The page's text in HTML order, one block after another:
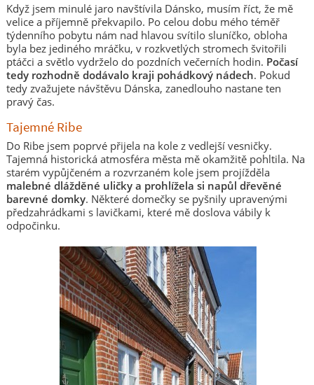
Když jsem minulé jaro navštívila Dánsko, musím říct, že mě
velice a příjemně překvapilo. Po celou dobu mého téměř
týdenního pobytu nám nad hlavou svítilo sluníčko, obloha
byla bez jediného mráčku, v rozkvetlých stromech švitořili
ptáčci a světlo vydrželo do pozdních večerních hodin. Počasí
tedy rozhodně dodávalo kraji pohádkový nádech. Pokud
tedy zvažujete návštěvu Dánska, zanedlouho nastane ten
pravý čas.
Tajemné Ribe
Do Ribe jsem poprvé přijela na kole z vedlejší vesničky.
Tajemná historická atmosféra města mě okamžitě pohltila. Na
starém vypůjčeném a rozvrzaném kole jsem projížděla
malebné dlážděné uličky a prohlížela si napůl dřevěné
barevné domky. Některé domečky se pyšnily upravenými
předzahrádkami s lavičkami, které mě doslova vábily k
odpočinku.